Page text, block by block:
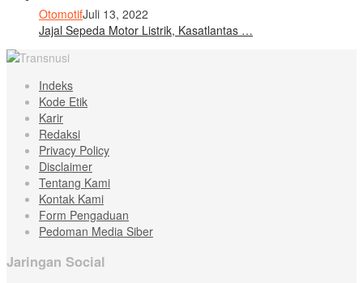
OtomotifJuli 13, 2022
Jajal Sepeda Motor Listrik, Kasatlantas …
Indeks
Kode Etik
Karir
Redaksi
Privacy Policy
Disclaimer
Tentang Kami
Kontak Kami
Form Pengaduan
Pedoman Media Siber
Jaringan Social